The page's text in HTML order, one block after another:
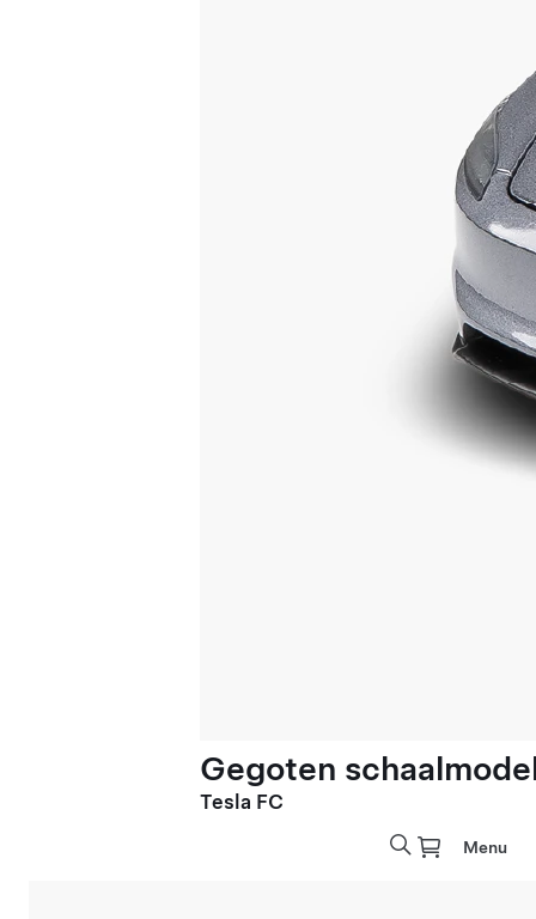
Gegoten
Tesla FC
Menu